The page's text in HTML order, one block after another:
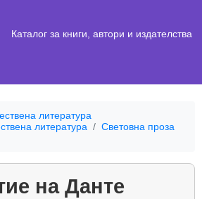
Каталог за книги, автори и издателства
литература
литература
Световна проза
на Данте